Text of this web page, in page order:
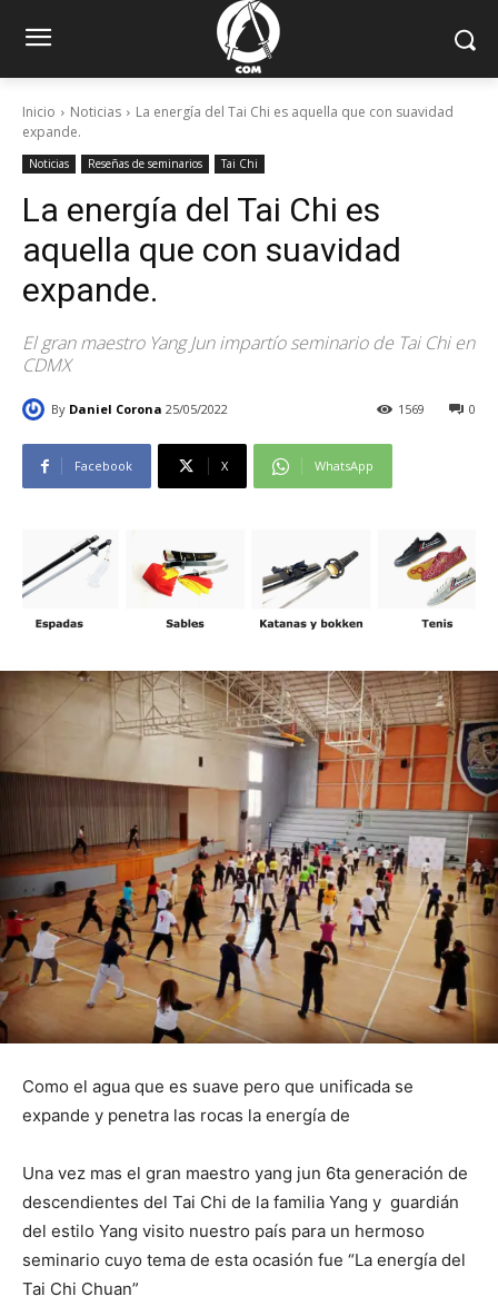
Inicio Noticias
La energía del Tai Chi es aquella que con suavidad
expande.
Noticias Reseñas de seminarios Tai Chi
La energía del Tai Chi es
aquella que con suavidad
expande.
El gran maestro Yang Jun impartío seminario de Tai Chi en
CDMX
By Daniel Corona 25/05/2022 0
1569
Facebook X WhatsApp
Como el agua que es suave pero que unificada se
expande y penetra las rocas la energía de
Una vez mas el gran maestro yang jun 6ta generación de
descendientes del Tai Chi de la familia Yang y guardián
del estilo Yang visito nuestro país para un hermoso
seminario cuyo tema de esta ocasión fue “La energía del
Tai Chi Chuan”